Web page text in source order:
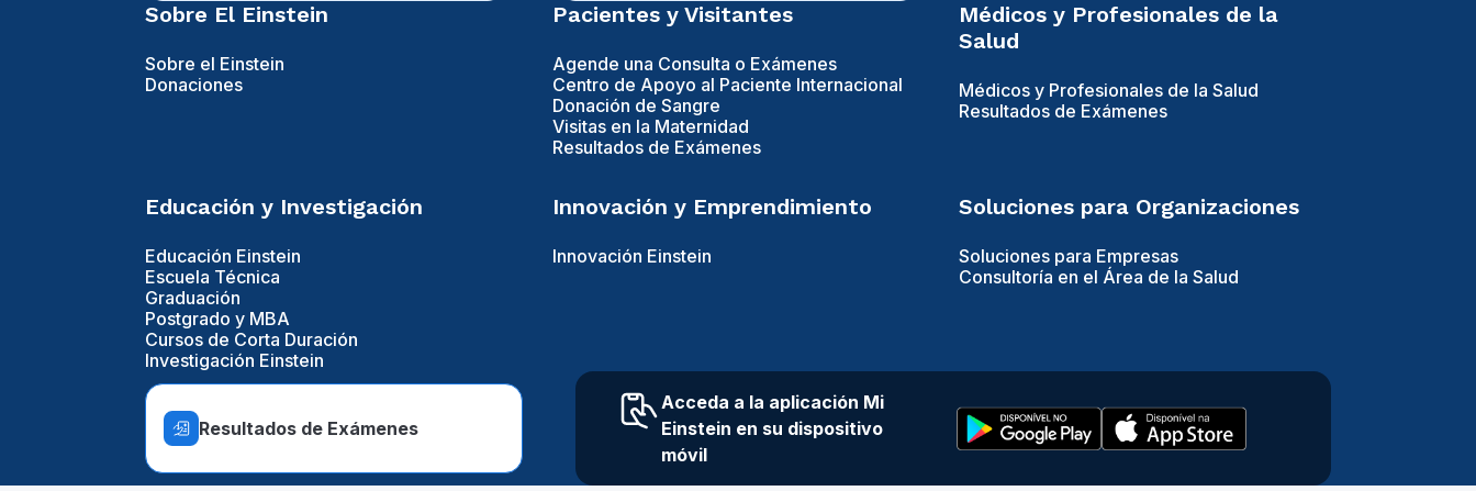
Sobre El Einstein
Sobre el Einstein
Donaciones
Pacientes y Visitantes
Agende una Consulta o Exámenes
Centro de Apoyo al Paciente Internacional
Donación de Sangre
Visitas en la Maternidad
Resultados de Exámenes
Médicos y Profesionales de la
Salud
Médicos y Profesionales de la Salud
Resultados de Exámenes
Educación y Investigación
Educación Einstein
Escuela Técnica
Graduación
Postgrado y MBA
Cursos de Corta Duración
Investigación Einstein
Innovación y Emprendimiento
Innovación Einstein
Soluciones para Organizaciones
Soluciones para Empresas
Consultoría en el Área de la Salud
Resultados de Exámenes
Acceda a la aplicación Mi
Einstein en su dispositivo
móvil